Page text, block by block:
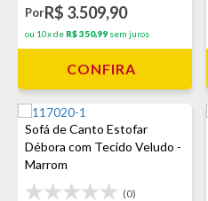
PorR$ 3.509,90
ou 10x de R$ 350,99 sem juros
CONFIRA
Sofá de Canto Estofar
Débora com Tecido Veludo -
Marrom
(0)